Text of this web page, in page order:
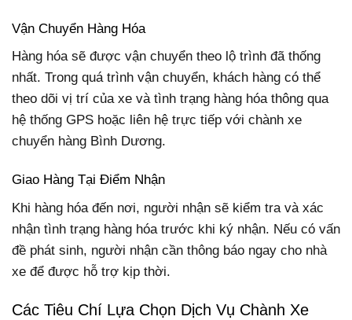
Vận Chuyển Hàng Hóa
Hàng hóa sẽ được vận chuyển theo lộ trình đã thống
nhất. Trong quá trình vận chuyển, khách hàng có thể
theo dõi vị trí của xe và tình trạng hàng hóa thông qua
hệ thống GPS hoặc liên hệ trực tiếp với chành xe
chuyển hàng Bình Dương.
Giao Hàng Tại Điểm Nhận
Khi hàng hóa đến nơi, người nhận sẽ kiểm tra và xác
nhận tình trạng hàng hóa trước khi ký nhận. Nếu có vấn
đề phát sinh, người nhận cần thông báo ngay cho nhà
xe để được hỗ trợ kịp thời.
Các Tiêu Chí Lựa Chọn Dịch Vụ Chành Xe